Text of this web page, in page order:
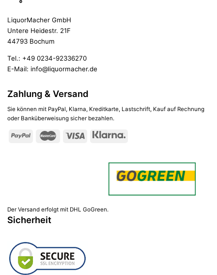
LiquorMacher GmbH
Untere Heidestr. 21F
44793 Bochum
Tel.: +49 0234-92336270
E-Mail: info@liquormacher.de
Zahlung & Versand
Sie können mit PayPal, Klarna, Kreditkarte, Lastschrift, Kauf auf Rechnung
oder Banküberweisung sicher bezahlen.
Der Versand erfolgt mit DHL GoGreen.
Sicherheit